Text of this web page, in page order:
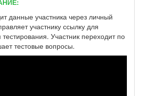
данные участника через личный
участнику ссылку для
Участник переходит по
тестовые вопросы.